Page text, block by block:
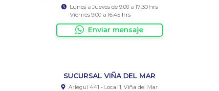
Lunes a Jueves de 9:00 a 17:30 hrs
Viernes 9:00 a 16:45 hrs
Enviar mensaje
SUCURSAL VIÑA DEL MAR
Arlegui 441 - Local 1, Viña del Mar